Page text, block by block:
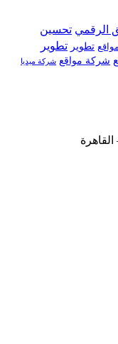
الرقمي تحسين
تطوير تطوير
شركة مواقع شركة ميديا